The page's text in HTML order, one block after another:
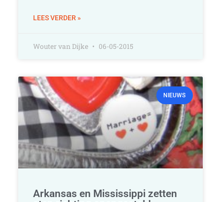
LEES VERDER »
Wouter van Dijke 06-05-2015
NIEUWS
Arkansas en Mississippi zetten